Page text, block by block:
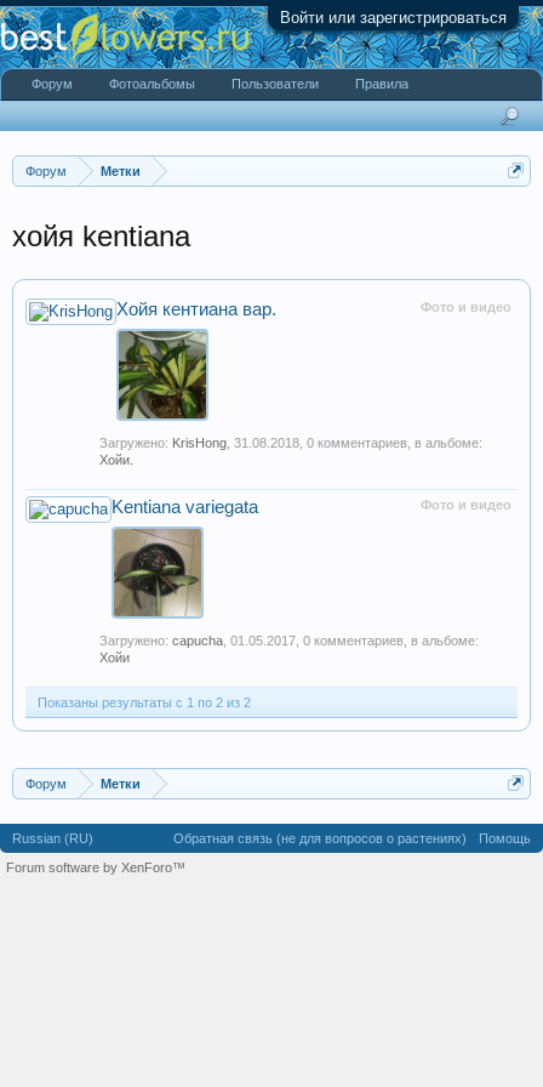
Войти или зарегистрироваться
Форум Метки
хойя kentiana
Фото и видео
Хойя кентиана вар.
Загружено: KrisHong 31.08.2018 , 0 комментариев, в альбоме:
Хойи.
Фото и видео
Kentiana variegata
Загружено: capucha 01.05.2017 , 0 комментариев, в альбоме:
Хойи
Показаны результаты с 1 по 2 из 2
Форум Метки
Форум Фотоальбомы Пользователи Правила
Russian (RU) Обратная связь (не для вопросов о растениях)
Помощь
Forum software by XenForo™